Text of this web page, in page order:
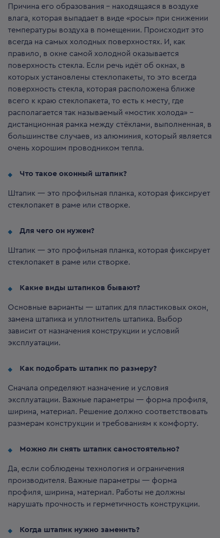
Причина его образования – находящаяся в воздухе
влага, которая выпадает в виде «росы» при снижении
температуры воздуха в помещении. Происходит это
всегда на самых холодных поверхностях. И, как
правило, в окне самой холодной оказывается
поверхность стекла. Если речь идёт об окнах, в
которых установлены стеклопакеты, то это всегда
поверхность стекла, которая расположена ближе
всего к краю стеклопакета, то есть к месту, где
располагается так называемый «мостик холода» –
дистанционная рамка между стёклами, выполненная, в
большинстве случаев, из алюминия, который является
очень хорошим проводником тепла.
Что такое оконный штапик?
Штапик — это профильная планка, которая фиксирует
стеклопакет в раме или створке.
Для чего он нужен?
Штапик — это профильная планка, которая фиксирует
стеклопакет в раме или створке.
Какие виды штапиков бывают?
Основные варианты — штапик для пластиковых окон,
замена штапика и уплотнитель штапика. Выбор
зависит от назначения конструкции и условий
эксплуатации.
Как подобрать штапик по размеру?
Сначала определяют назначение и условия
эксплуатации. Важные параметры — форма профиля,
ширина, материал. Решение должно соответствовать
размерам конструкции и требованиям к комфорту.
Можно ли снять штапик самостоятельно?
Да, если соблюдены технология и ограничения
производителя. Важные параметры — форма
профиля, ширина, материал. Работы не должны
нарушать прочность и герметичность конструкции.
Когда штапик нужно заменить?